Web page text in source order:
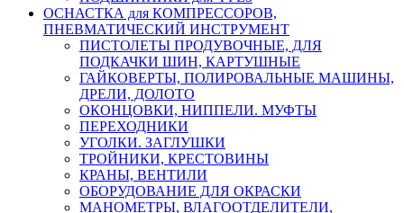
ОСНАСТКА для КОМПРЕССОРОВ,
ПНЕВМАТИЧЕСКИЙ ИНСТРУМЕНТ
ПИСТОЛЕТЫ ПРОДУВОЧНЫЕ, ДЛЯ
ПОДКАЧКИ ШИН, КАРТУШНЫЕ
ГАЙКОВЕРТЫ, ПОЛИРОВАЛЬНЫЕ МАШИНЫ,
ДРЕЛИ, ДОЛОТО
ОКОНЦОВКИ, НИППЕЛИ. МУФТЫ
ПЕРЕХОДНИКИ
УГОЛКИ. ЗАГЛУШКИ
ТРОЙНИКИ, КРЕСТОВИНЫ
КРАНЫ, ВЕНТИЛИ
ОБОРУДОВАНИЕ ДЛЯ ОКРАСКИ
МАНОМЕТРЫ, ВЛАГООТДЕЛИТЕЛИ,